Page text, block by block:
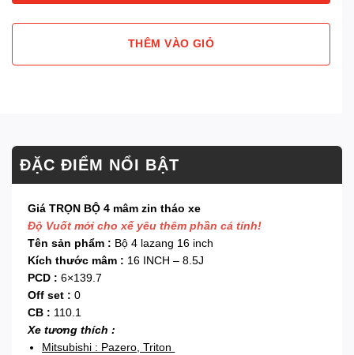
THÊM VÀO GIỎ
ĐẶC ĐIỂM NỔI BẬT
Giá TRỌN BỘ 4 mâm zin tháo xe
Độ Vuốt mới cho xế yêu thêm phần cá tính!
Tên sản phẩm : Bộ 4 lazang 16 inch
Kích thước mâm : 16 INCH – 8.5J
PCD : 6×139.7
Off set : 0
CB : 110.1
Xe tương thích :
Mitsubishi : Pazero, Triton